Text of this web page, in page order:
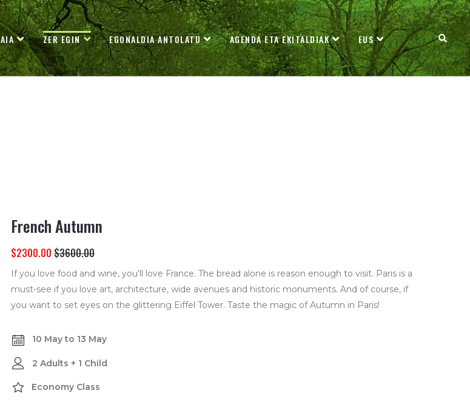
AIA ZER EGIN EGONALDIA ANTOLATU AGENDA ETA EKITALDIAK EUS
French Autumn
$2300.00 $3600.00
If you love food and wine, you’ll love France. The bread alone is reason enough to visit. Paris is a
must-see if you love art, architecture, wide avenues and historic monuments. And of course, if
you want to set eyes on the glittering Eiffel Tower. Taste the magic of Autumn in Paris!
10 May to 13 May
2 Adults + 1 Child
Economy Class